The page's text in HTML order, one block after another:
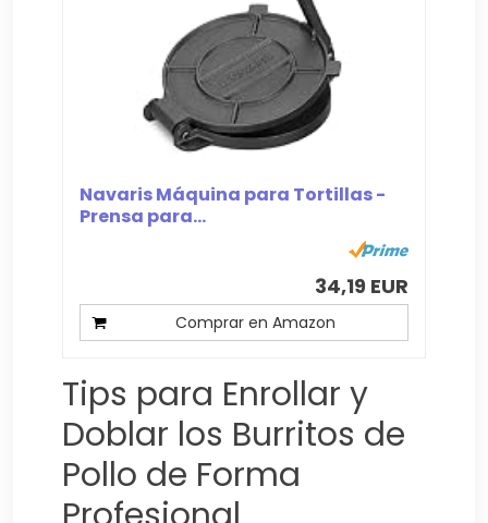
Navaris Máquina para Tortillas -
Prensa para...
34,19 EUR
Comprar en Amazon
Tips para Enrollar y
Doblar los Burritos de
Pollo de Forma